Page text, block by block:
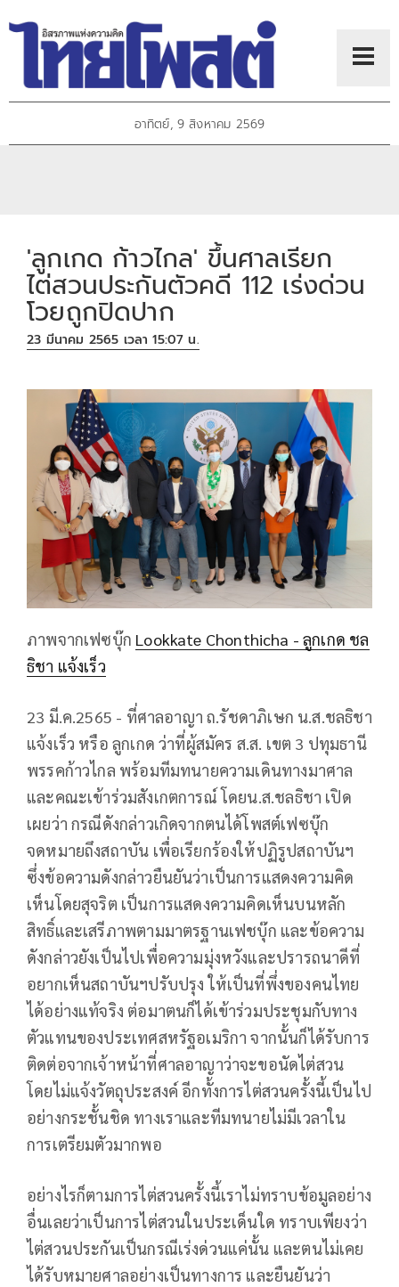
อาทิตย์, 9 สิงหาคม 2569
'ลูกเกด ก้าวไกล' ขึ้นศาลเรียก
ไต่สวนประกันตัวคดี 112 เร่งด่วน
โวยถูกปิดปาก
23 มีนาคม 2565 เวลา 15:07 น.
ภาพจากเฟซบุ๊ก Lookkate Chonthicha - ลูกเกด ชล
ธิชา แจ้งเร็ว
23 มี.ค.2565 - ที่ศาลอาญา ถ.รัชดาภิเษก น.ส.ชลธิชา
แจ้งเร็ว หรือ ลูกเกด ว่าที่ผู้สมัคร ส.ส. เขต 3 ปทุมธานี
พรรคก้าวไกล พร้อมทีมทนายความเดินทางมาศาล
และคณะเข้าร่วมสังเกตการณ์ โดยน.ส.ชลธิชา เปิด
เผยว่า กรณีดังกล่าวเกิดจากตนได้โพสต์เฟซบุ๊ก
จดหมายถึงสถาบัน เพื่อเรียกร้องให้ปฏิรูปสถาบันฯ
ซึ่งข้อความดังกล่าวยืนยันว่าเป็นการแสดงความคิด
เห็นโดยสุจริต เป็นการแสดงความคิดเห็นบนหลัก
สิทธิ์และเสรีภาพตามมาตรฐานเฟชบุ๊ก และข้อความ
ดังกล่าวยังเป็นไปเพื่อความมุ่งหวังและปรารถนาดีที่
อยากเห็นสถาบันฯปรับปรุง ให้เป็นที่พึ่งของคนไทย
ได้อย่างแท้จริง ต่อมาตนก็ได้เข้าร่วมประชุมกับทาง
ตัวแทนของประเทศ​สหรัฐอเมริกา จากนั้นก็ได้รับการ
ติดต่อจากเจ้าหน้าที่ศาลอาญาว่าจะขอนัดไต่สวน
โดยไม่แจ้งวัตถุประสงค์ อีกทั้งการไต่สวนครั้งนี้เป็นไป
อย่างกระชั้นชิด ทางเราและทีมทนายไม่มีเวลาใน
การเตรียมตัวมากพอ
อย่างไรก็ตามการไต่สวนครั้งนี้เราไม่ทราบข้อมูลอย่าง
อื่นเลยว่าเป็นการไต่สวนในประเด็นใด ทราบเพียงว่า
ไต่สวนประกันเป็นกรณีเร่งด่วนแค่นั้น และตนไม่เคย
ได้รับหมายศาลอย่างเป็นทางการ และยืนยันว่า